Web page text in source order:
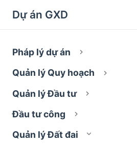
Dự án GXD
Pháp lý dự án
Quản lý Quy hoạch
Quản lý Đầu tư
Đầu tư công
Quản lý Đất đai